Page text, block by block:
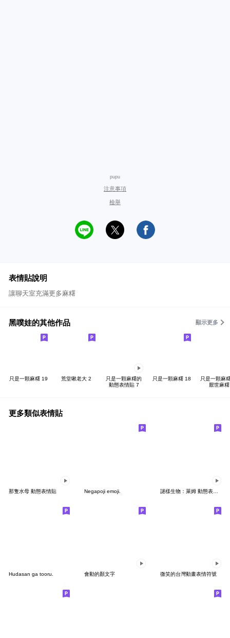
pupu
注意事項
檢舉
表情貼說明
讓聊天室充滿更多麻糬
黑噗娃的其他作品 顯示更多
只是一顆麻糬 19 荒堂啾老大 2
只是一顆麻糬的
動態表情貼 7
只是一顆麻糬 18
只是一顆麻
厭世麻糬
更多類似表情貼
那隻水母 動態表情貼 Negapoji emoji. 謎樣生物：萊姆 動態表情貼 01
Hudasan ga tooru. 會動的顏文字 微笑的台灣動畫表情符號